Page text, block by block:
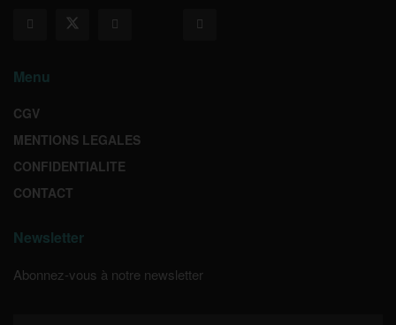
Menu
CGV
MENTIONS LEGALES
CONFIDENTIALITE
CONTACT
Newsletter
Abonnez-vous à notre newsletter